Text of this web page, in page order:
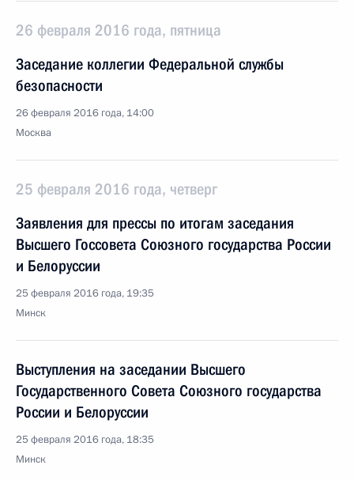
26 февраля 2016 года, пятница
Заседание коллегии Федеральной службы
безопасности
26 февраля 2016 года, 14:00
Москва
25 февраля 2016 года, четверг
Заявления для прессы по итогам заседания
Высшего Госсовета Союзного государства России
и Белоруссии
25 февраля 2016 года, 19:35
Минск
Выступления на заседании Высшего
Государственного Совета Союзного государства
России и Белоруссии
25 февраля 2016 года, 18:35
Минск